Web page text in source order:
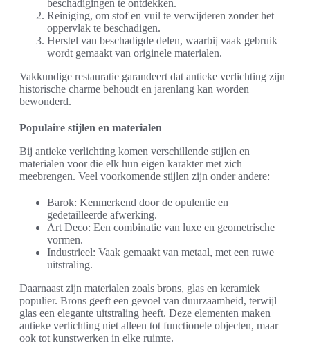
beschadigingen te ontdekken.
Reiniging, om stof en vuil te verwijderen zonder het
oppervlak te beschadigen.
Herstel van beschadigde delen, waarbij vaak gebruik
wordt gemaakt van originele materialen.
Vakkundige restauratie garandeert dat antieke verlichting zijn
historische charme behoudt en jarenlang kan worden
bewonderd.
Populaire stijlen en materialen
Bij antieke verlichting komen verschillende stijlen en
materialen voor die elk hun eigen karakter met zich
meebrengen. Veel voorkomende stijlen zijn onder andere:
Barok: Kenmerkend door de opulentie en
gedetailleerde afwerking.
Art Deco: Een combinatie van luxe en geometrische
vormen.
Industrieel: Vaak gemaakt van metaal, met een ruwe
uitstraling.
Daarnaast zijn materialen zoals brons, glas en keramiek
populier. Brons geeft een gevoel van duurzaamheid, terwijl
glas een elegante uitstraling heeft. Deze elementen maken
antieke verlichting niet alleen tot functionele objecten, maar
ook tot kunstwerken in elke ruimte.